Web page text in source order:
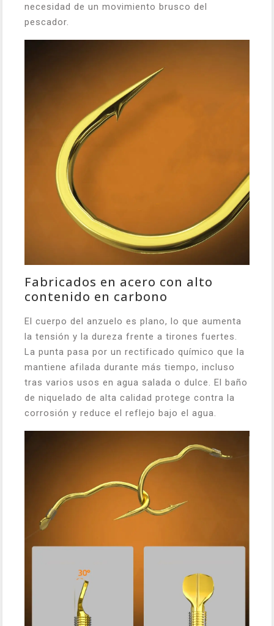
necesidad de un movimiento brusco del
pescador.
Fabricados en acero con alto
contenido en carbono
El cuerpo del anzuelo es plano, lo que aumenta
la tensión y la dureza frente a tirones fuertes.
La punta pasa por un rectificado químico que la
mantiene afilada durante más tiempo, incluso
tras varios usos en agua salada o dulce. El baño
de niquelado de alta calidad protege contra la
corrosión y reduce el reflejo bajo el agua.